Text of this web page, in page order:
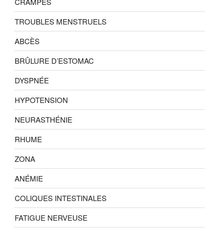
TROUBLES MENSTRUELS
ABCÈS
BRÛLURE D’ESTOMAC
DYSPNÉE
HYPOTENSION
NEURASTHÉNIE
RHUME
ZONA
ANÉMIE
COLIQUES INTESTINALES
FATIGUE NERVEUSE